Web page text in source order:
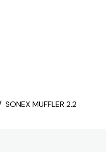
SONEX MUFFLER 2.2